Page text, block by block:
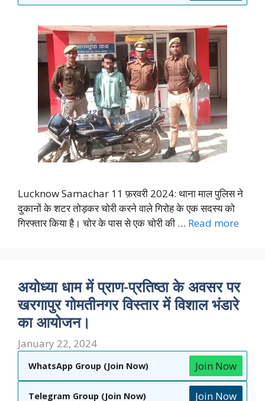
Lucknow Samachar 11 फ़रवरी 2024: थाना माल पुलिस ने
दुकानों के शटर तोड़कर चोरी करने वाले गिरोह के एक सदस्य को
गिरफ्तार किया है। चोर के पास से एक चोरी की … Read more
अयोध्या धाम में प्राण-प्रतिष्ठा के अवसर पर
खरगापुर गोमतीनगर विस्तार में विशाल भंडारे
का आयोजन।
January 22, 2024
WhatsApp Group (Join Now) Join Now
Telegram Group (Join Now) Join Now